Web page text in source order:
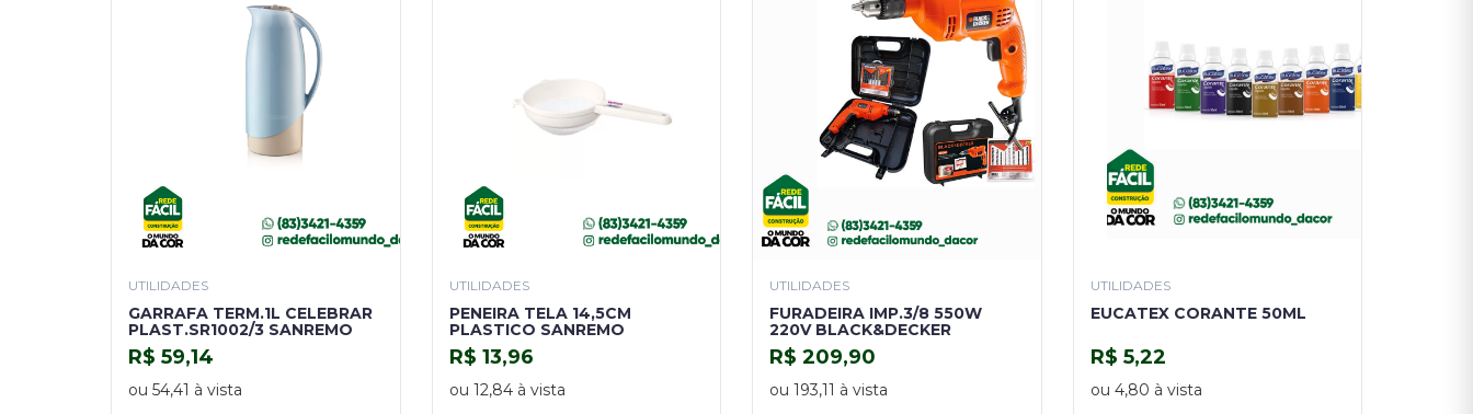
UTILIDADES
GARRAFA TERM.1L CELEBRAR
PLAST.SR1002/3 SANREMO
R$ 59,14
ou 54,41 à vistaCOMPRAR
UTILIDADES
PENEIRA TELA 14,5CM
PLASTICO SANREMO
R$ 13,96
ou 12,84 à vistaCOMPRAR
UTILIDADES
FURADEIRA IMP.3/8 550W
220V BLACK&DECKER
R$ 209,90
ou 193,11 à vistaCOMPRAR
UTILIDADES
EUCATEX CORANTE 50ML
R$ 5,22
ou 4,80 à vistaCOMPRAR